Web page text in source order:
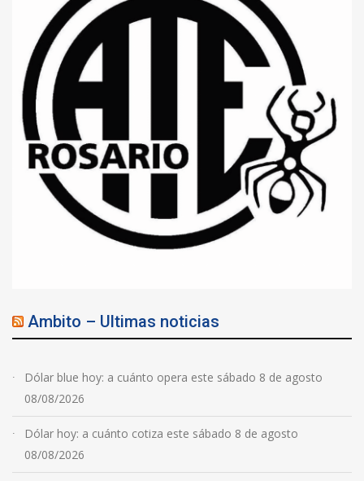
Ambito – Ultimas noticias
Dólar blue hoy: a cuánto opera este sábado 8 de agosto
08/08/2026
Dólar hoy: a cuánto cotiza este sábado 8 de agosto
08/08/2026